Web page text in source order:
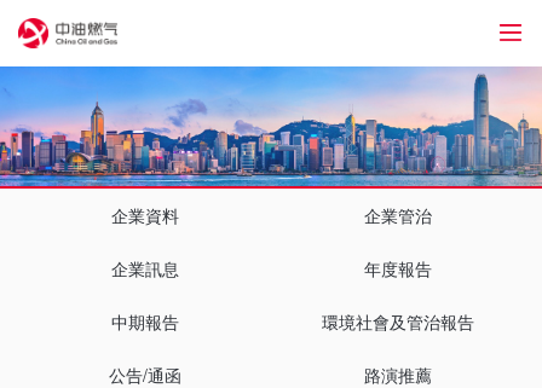
企業資料 企業管治
企業訊息 年度報告
中期報告 環境社會及管治報告
公告/通函 路演推薦